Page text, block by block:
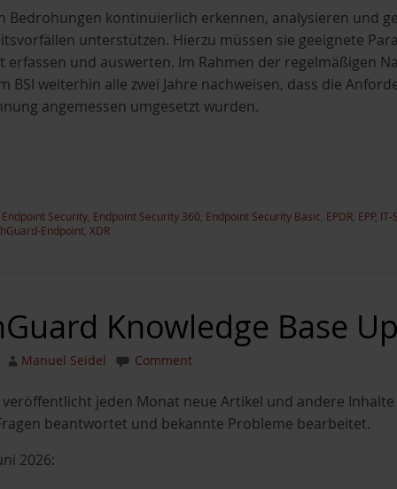
Bedrohungen kontinuierlich erkennen, analysieren und
unterstützen. Hierzu müssen sie geeignete
und auswerten. Im Rahmen der regelmäßigen
BSI weiterhin alle zwei Jahre nachweisen, dass die
angemessen umgesetzt wurden.
Endpoint Security Endpoint Security 360 Endpoint Security Basic EPDR EPP, IT-
Endpoint XDR
Knowledge Base
Manuel Seidel Comment
jeden Monat neue Artikel und andere
beantwortet und bekannte Probleme bearbeitet.
2026: